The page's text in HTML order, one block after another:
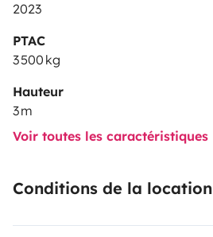
2023
PTAC
3 500 kg
Hauteur
3 m
Voir toutes les caractéristiques
Conditions de la location